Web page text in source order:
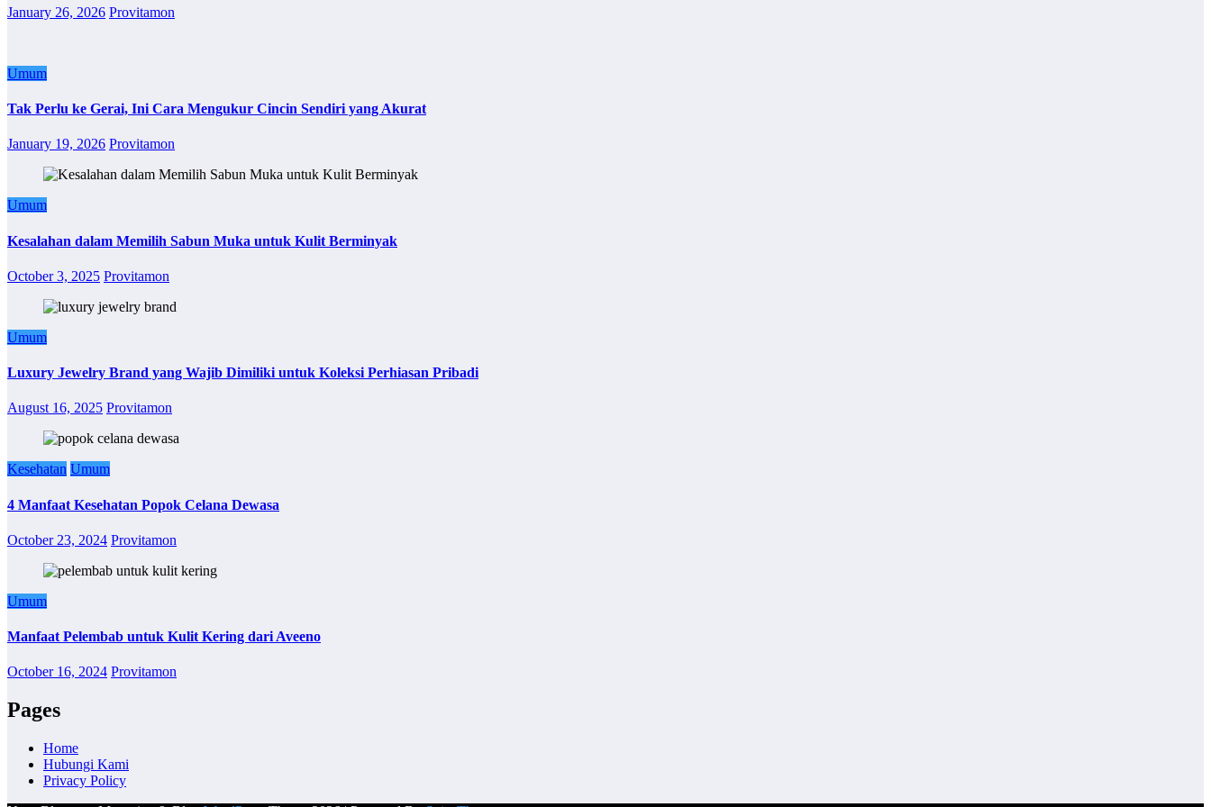
January 26, 2026 Provitamon
Umum
Tak Perlu ke Gerai, Ini Cara Mengukur Cincin Sendiri yang Akurat
January 19, 2026 Provitamon
Umum
Kesalahan dalam Memilih Sabun Muka untuk Kulit Berminyak
October 3, 2025 Provitamon
Umum
Luxury Jewelry Brand yang Wajib Dimiliki untuk Koleksi Perhiasan Pribadi
August 16, 2025 Provitamon
Kesehatan Umum
4 Manfaat Kesehatan Popok Celana Dewasa
October 23, 2024 Provitamon
Umum
Manfaat Pelembab untuk Kulit Kering dari Aveeno
October 16, 2024 Provitamon
Pages
Home
Hubungi Kami
Privacy Policy